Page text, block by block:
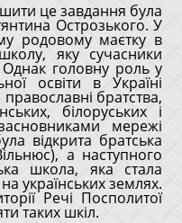
це завдання була
Острозького. У
родовому маєтку в
яку сучасники
Однак головну роль у
освіти в Україні
братства,
білоруських і
мережі
відкрита братська
а наступного
школа, яка стала
українських землях.
Речі Посполитої
таких шкіл.